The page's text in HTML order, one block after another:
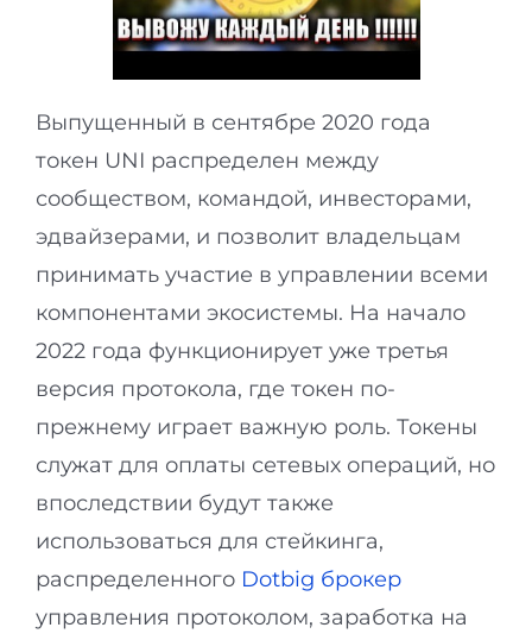
Выпущенный в сентябре 2020 года
токен UNI распределен между
сообществом, командой, инвесторами,
эдвайзерами, и позволит владельцам
принимать участие в управлении всеми
компонентами экосистемы. На начало
2022 года функционирует уже третья
версия протокола, где токен по-
прежнему играет важную роль. Токены
служат для оплаты сетевых операций, но
впоследствии будут также
использоваться для стейкинга,
распределенного Dotbig брокер
управления протоколом, заработка на